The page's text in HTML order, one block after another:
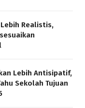
Lebih Realistis,
Lebih Antisipatif,
Sekolah Tujuan